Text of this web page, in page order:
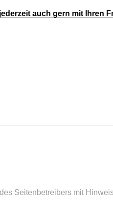
auch gern mit Ihren
Seitenbetreibers mit